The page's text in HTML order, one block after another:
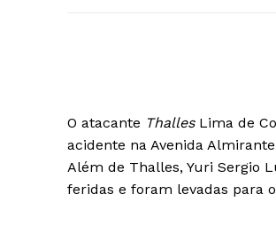
O atacante ThallesLima de
acidente na Avenida
Além de Thalles, Yuri Sergio
feridas e foram levadas para